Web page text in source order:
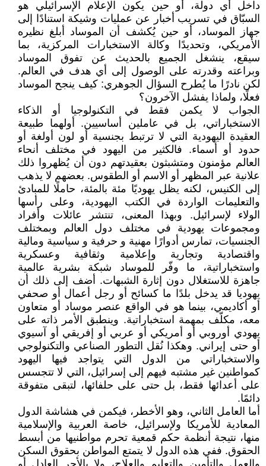
داخل أي دولة، أو حين يكون الإعلام الإسرائيلي هو
السبّاق في تسريب أخبار عن عمليات وشيكة استنادًا إلى
جهاز الموساد، أو حين يُكشف أن الموساد أبلغ نظيره
الأمريكي، وتحديدًا وكالة الاستخبارات المركزية، بما
سيقع، ينشغل الجميع بالحديث عن تفوق الموساد
وبراعته وقدرته على الوصول إلى أي هدف في العالم.
لكن نادرًا ما يُطرح السؤال الجوهري: كيف ينجح الموساد
فعلًا، ولماذا يفشل الآخرون؟
الجواب لا يكمن فقط في التكنولوجيا أو الذكاء
الاستخباراتي، بل في عاملين أساسيين. أولهما طبيعة
العقيدة اليهودية التي لا ترتبط بجنسية أو لون أولغة أو
حدود أو أسماء. فالكثير من اليهود في مختلف أنحاء
العالم مؤمنون ومتشبثون بعقيدتهم دون أن يُظهروا ذلك
علانية عبر المظهر أو الاسم أو الطقوس. بعضهم لا يذهب
إلى الكنيس، لكنه يظل يهوديًا مئة بالمئة، حاملًا للمبادئ
والتعليمات الواردة في الكتب اليهودية، وعلى رأسها
الولاء لإسرائيل. وبهذا المعنى، تنتشر عائلات وأفراد
ومجموعات يهودية في مختلف دول العالم وبمختلف
الجنسيات، تمارس أدوارًا مهنية و حرفية و سياسية ومالية
واقتصادية وتجارية وإعلامية وثقافية وعسكرية
واستخباراتية، ما وفّر للموساد شبكة بشرية عالمية
جاهزة للاستغلال دون إثارة الشبهات. أضف إلى ذلك أن
يهوديا قد يدخل بلدًا ما كسائح أو رجل أعمال أو صحفي
أو أكاديمي، بينما هو في الواقع عنصر موساد أو متعاون
معه، مكلّف بمهمة استخباراتية. وينطبق الأمر ذاته على
يهودي أوروبي أو أمريكي أو عربي أو إفريقي أو آسيوي
أو حتى إيراني. وهكذا نُقل التطور الصناعي والتكنولوجي
والاستخباراتي من الدول التي يتواجد فيها اليهود
كمواطنين غير مشتبه فيهم إلى إسرائيل، التي لا تتجسس
على أعدائها فقط، بل حتى على حلفائها، لتبقى متفوقة
دائمًا.
أما العامل الثاني، وهو الأخطر، فيكمن في هشاشة الدول
المعادية للأمريكا ولإسرائيل، خاصة العربية والإسلامية
منها، نتيجة أنظمة حكم قمعية تحرم مواطنيها من أبسط
الحقوق. ففي هذه الدول لا يتمتع المواطن بحقوق السكن